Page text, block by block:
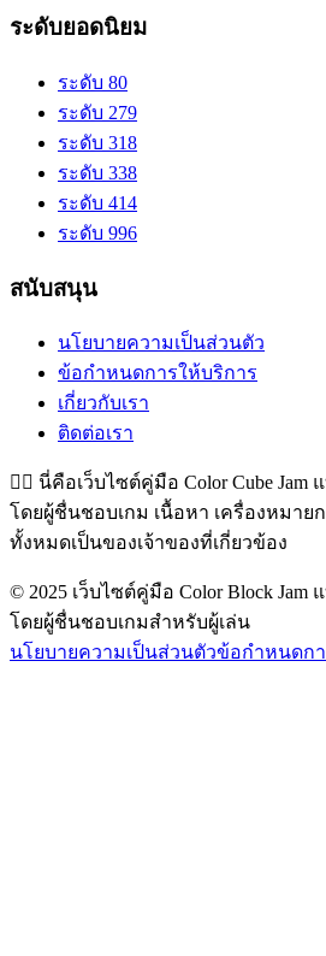
ระดับยอดนิยม
ระดับ 80
ระดับ 279
ระดับ 318
ระดับ 338
ระดับ 414
ระดับ 996
สนับสนุน
นโยบายความเป็นส่วนตัว
ข้อกำหนดการให้บริการ
เกี่ยวกับเรา
ติดต่อเรา
👉🏻 นี่คือเว็บไซต์คู่มือ Color Cube Jam
โดยผู้ชื่นชอบเกม เนื้อหา เครื่องหมาย
ทั้งหมดเป็นของเจ้าของที่เกี่ยวข้อง
© 2025 เว็บไซต์คู่มือ Color Block Jam
โดยผู้ชื่นชอบเกมสำหรับผู้เล่น
นโยบายความเป็นส่วนตัวข้อกำหนดก